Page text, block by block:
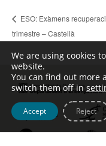
ESO: Exàmens
trimestre – Castellà
We are using cookies
website.
You can find out more
switch them off in
Accept Reject